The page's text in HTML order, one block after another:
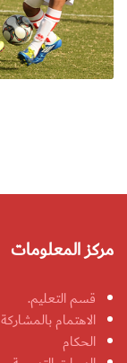
مركز المعلومات
قسم التعليم.
الاهتمام
الحكام